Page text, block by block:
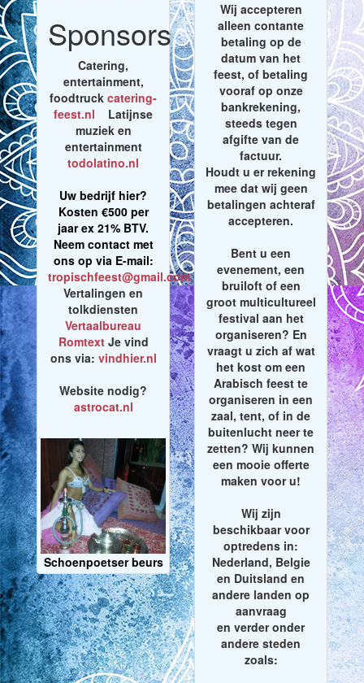
Sponsors
Catering,
entertainment,
foodtruck catering-
feest.nl Latijnse
muziek en
entertainment
todolatino.nl
Uw bedrijf hier?
Kosten €500 per
jaar ex 21% BTV.
Neem contact met
ons op via E-mail:
tropischfeest@gmail.com
Vertalingen en
tolkdiensten
Vertaalbureau
RomtextJe vind
ons via: vindhier.nl
Website nodig?
astrocat.nl
Schoenpoetser beurs
Wij accepteren
alleen contante
betaling op de
datum van het
feest, of betaling
vooraf op onze
bankrekening,
steeds tegen
afgifte van de
factuur.
Houdt u er rekening
mee dat wij geen
betalingen achteraf
accepteren.
Bent u een
evenement, een
bruiloft of een
groot multicultureel
festival aan het
organiseren? En
vraagt u zich af wat
het kost om een
Arabisch feest te
organiseren in een
zaal, tent, of in de
buitenlucht neer te
zetten? Wij kunnen
een mooie offerte
maken voor u!
Wij zijn
beschikbaar voor
optredens in:
Nederland, Belgie
en Duitsland en
andere landen op
aanvraag
en verder onder
andere steden
zoals: